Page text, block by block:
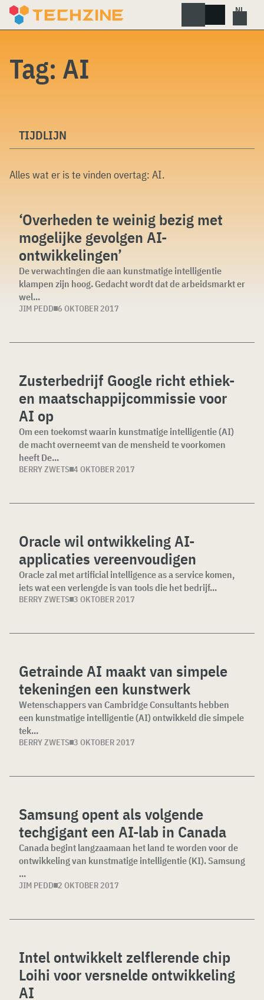
Skip
Tag: AI
TIJDLIJN
Alles wat er is te vinden overtag: AI.
‘Overheden te weinig bezig met
mogelijke gevolgen AI-
ontwikkelingen’
De verwachtingen die aan kunstmatige intelligentie
klampen zijn hoog. Gedacht wordt dat de arbeidsmarkt er
wel...
JIM PEDD 6 OKTOBER 2017
Zusterbedrijf Google richt ethiek-
en maatschappijcommissie voor
AI op
Om een toekomst waarin kunstmatige intelligentie (AI)
de macht overneemt van de mensheid te voorkomen
heeft De...
BERRY ZWETS 4 OKTOBER 2017
Oracle wil ontwikkeling AI-
applicaties vereenvoudigen
Oracle zal met artificial intelligence as a service komen,
iets wat een verlengde is van tools die het bedrijf...
BERRY ZWETS 3 OKTOBER 2017
Getrainde AI maakt van simpele
tekeningen een kunstwerk
Wetenschappers van Cambridge Consultants hebben
een kunstmatige intelligentie (AI) ontwikkeld die simpele
tek...
BERRY ZWETS 3 OKTOBER 2017
Samsung opent als volgende
techgigant een AI-lab in Canada
Canada begint langzaamaan het land te worden voor de
ontwikkeling van kunstmatige intelligentie (KI). Samsung
...
JIM PEDD 2 OKTOBER 2017
Intel ontwikkelt zelflerende chip
Loihi voor versnelde ontwikkeling
AI